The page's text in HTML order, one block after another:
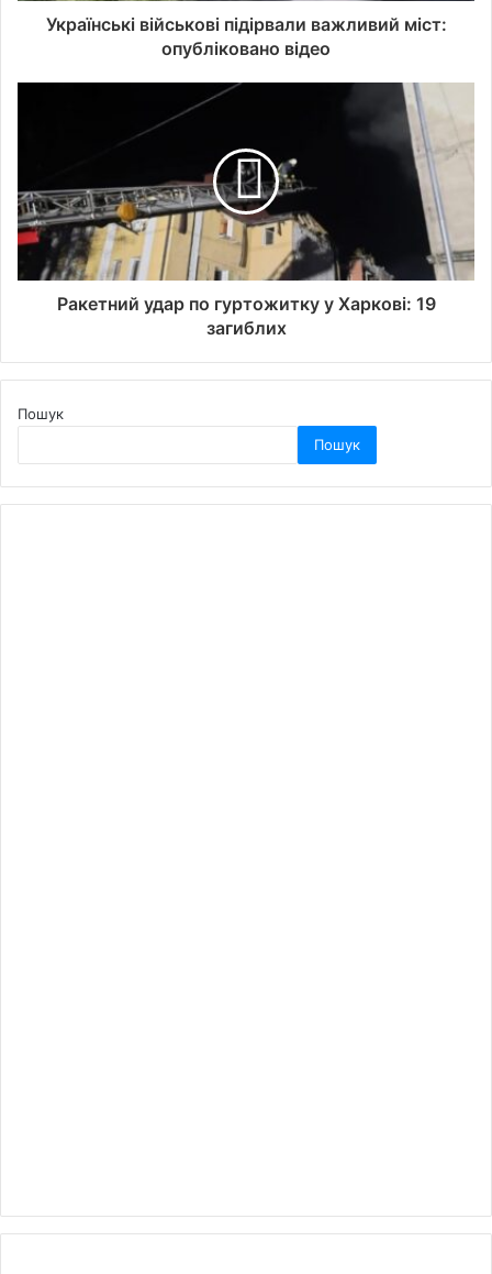
Українські військові підірвали важливий міст:
опубліковано відео
Ракетний удар по гуртожитку у Харкові: 19
загиблих
Пошук
Пошук